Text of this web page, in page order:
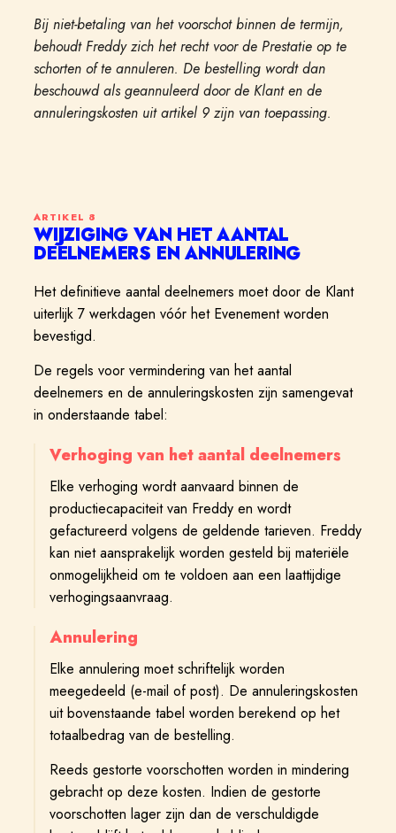
Bij niet-betaling van het voorschot binnen de termijn,
behoudt Freddy zich het recht voor de Prestatie op te
schorten of te annuleren. De bestelling wordt dan
beschouwd als geannuleerd door de Klant en de
annuleringskosten uit artikel 9 zijn van toepassing.
ARTIKEL 8
WIJZIGING VAN HET AANTAL
DEELNEMERS EN ANNULERING
Het definitieve aantal deelnemers moet door de Klant
uiterlijk 7 werkdagen vóór het Evenement worden
bevestigd.
De regels voor vermindering van het aantal
deelnemers en de annuleringskosten zijn samengevat
in onderstaande tabel:
Verhoging van het aantal deelnemers
Elke verhoging wordt aanvaard binnen de
productiecapaciteit van Freddy en wordt
gefactureerd volgens de geldende tarieven. Freddy
kan niet aansprakelijk worden gesteld bij materiële
onmogelijkheid om te voldoen aan een laattijdige
verhogingsaanvraag.
Annulering
Elke annulering moet schriftelijk worden
meegedeeld (e-mail of post). De annuleringskosten
uit bovenstaande tabel worden berekend op het
totaalbedrag van de bestelling.
Reeds gestorte voorschotten worden in mindering
gebracht op deze kosten. Indien de gestorte
voorschotten lager zijn dan de verschuldigde